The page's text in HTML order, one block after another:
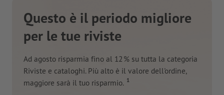
Questo è il periodo migliore
per le tue riviste
Ad agosto risparmia fino al 12 % su tutta la categoria
Riviste e cataloghi. Più alto è il valore dell'ordine,
maggiore sarà il tuo risparmio. 1